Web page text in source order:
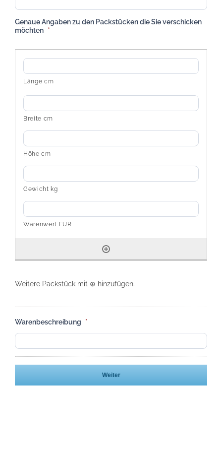
Genaue Angaben zu den Packstücken die Sie verschicken
möchten *
Weitere Packstück mit ⊕ hinzufügen.
Warenbeschreibung *